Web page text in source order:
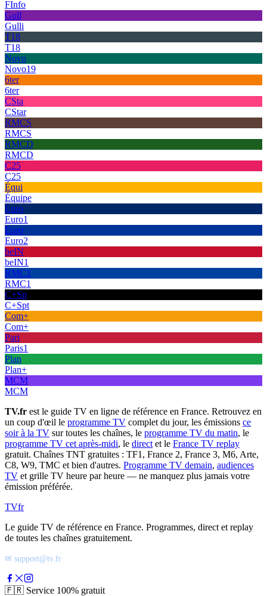
FInfo
Gull
Gulli
T18
T18
Novo
Novo19
6ter
6ter
CSta
CStar
RMCS
RMCS
RMCD
RMCD
C25
C25
Équi
Équipe
Euro
Euro1
Euro
Euro2
beIN
beIN1
RMC1
RMC1
C+Sp
C+Spt
Com+
Com+
Pari
Paris1
Plan
Plan+
MCM
MCM
TV.fr est le guide TV en ligne de référence en France. Retrouvez en
un coup d'œil le programme TV complet du jour, les émissions ce
soir à la TV sur toutes les chaînes, le programme TV du matin, le
programme TV cet après-midi, le direct et le France TV replay
gratuit. Chaînes TNT gratuites : TF1, France 2, France 3, M6, Arte,
C8, W9, TMC et bien d'autres. Programme TV demain, audiences
TV et grille TV heure par heure — ne manquez plus jamais votre
émission préférée.
TVfr
Le guide TV de référence en France. Programmes, direct et replay
de toutes les chaînes gratuitement.
✉ support@tv.fr
🇫🇷 Service 100% gratuit